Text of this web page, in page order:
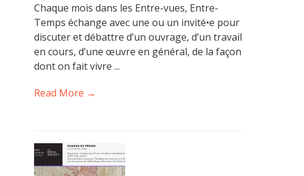
Chaque mois dans les Entre-vues, Entre-
Temps échange avec une ou un invité•e pour
discuter et débattre d’un ouvrage, d’un travail
en cours, d’une œuvre en général, de la façon
dont on fait vivre ...
Read More →